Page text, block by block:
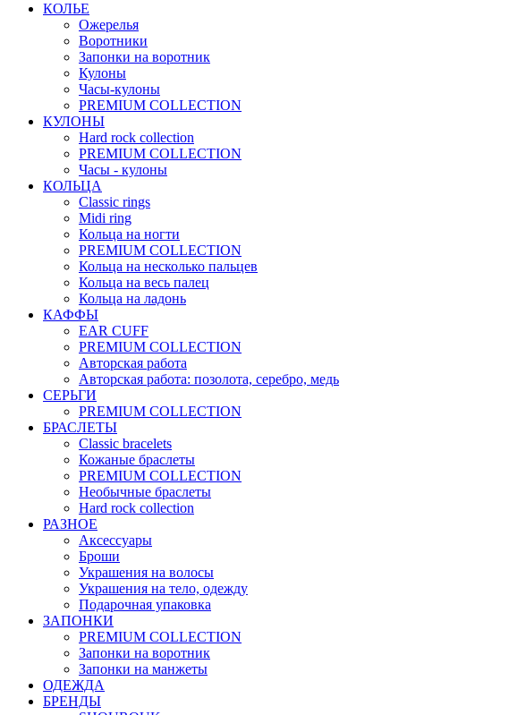
КОЛЬЕ
Ожерелья
Воротники
Запонки на воротник
Кулоны
Часы-кулоны
PREMIUM COLLECTION
КУЛОНЫ
Hard rock collection
PREMIUM COLLECTION
Часы - кулоны
КОЛЬЦА
Classic rings
Midi ring
Кольца на ногти
PREMIUM COLLECTION
Кольца на несколько пальцев
Кольца на весь палец
Кольца на ладонь
КАФФЫ
EAR CUFF
PREMIUM COLLECTION
Авторская работа
Авторская работа: позолота, серебро, медь
СЕРЬГИ
PREMIUM COLLECTION
БРАСЛЕТЫ
Classic bracelets
Кожаные браслеты
PREMIUM COLLECTION
Необычные браслеты
Hard rock collection
РАЗНОЕ
Аксессуары
Броши
Украшения на волосы
Украшения на тело, одежду
Подарочная упаковка
ЗАПОНКИ
PREMIUM COLLECTION
Запонки на воротник
Запонки на манжеты
ОДЕЖДА
БРЕНДЫ